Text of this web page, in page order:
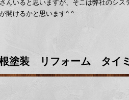
んいると思いますが、そこは弊社のシ
開けるかと思います^ ^
塗装 リフォーム タイ